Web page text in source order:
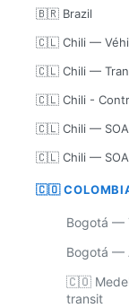
🇧🇷 Brazil
🇨🇱 Chili —
🇨🇱 Chili —
🇨🇱 Chili -
🇨🇱 Chili —
🇨🇱 Chili —
🇨🇴
Bogotá —
Bogotá —
🇨🇴
transit